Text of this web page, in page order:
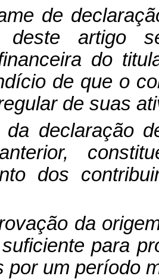
de
artigo
do
de que o
de suas
da declaração
dos
da
para
por um período